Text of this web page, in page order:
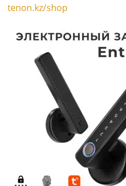
tenon.kz/shop